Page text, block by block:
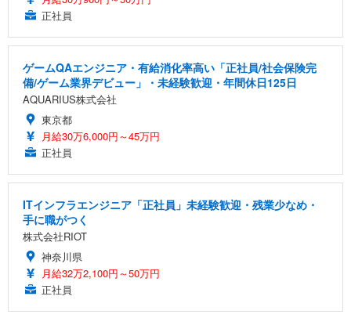
正社員
ゲームQAエンジニア・有給消化率高い「正社員/社会保険完
備/ゲーム業界デビュー」・未経験歓迎・年間休日125日
AQUARIUS株式会社
東京都
月給30万6,000円～45万円
正社員
ITインフラエンジニア「正社員」未経験歓迎・残業少なめ・
手に職がつく
株式会社RIOT
神奈川県
月給32万2,100円～50万円
正社員